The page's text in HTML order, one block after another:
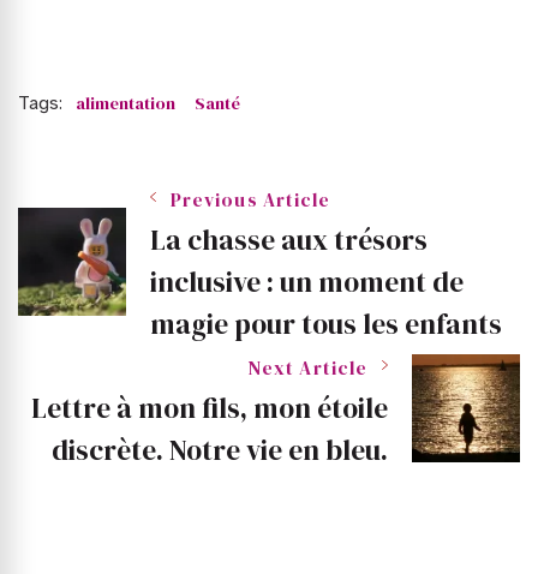
Tags: alimentation Santé
Post
Navigation
Previous Article
La chasse aux trésors
inclusive : un moment de
magie pour tous les enfants
Next Article
Lettre à mon fils, mon étoile
discrète. Notre vie en bleu.